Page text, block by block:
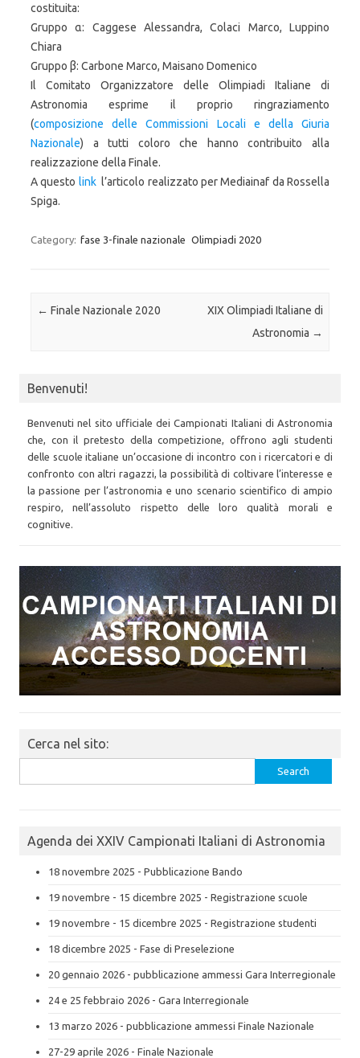
costituita:
Gruppo α: Caggese Alessandra, Colaci Marco, Luppino
Chiara
Gruppo β: Carbone Marco, Maisano Domenico
Il Comitato Organizzatore delle Olimpiadi Italiane di
Astronomia esprime il proprio ringraziamento
(composizione delle Commissioni Locali e della Giuria
Nazionale) a tutti coloro che hanno contribuito alla
realizzazione della Finale.
A questo linkl’articolo realizzato per Mediainaf da Rossella
Spiga.
Category: fase 3-finale nazionale Olimpiadi 2020
Post navigation
← Finale Nazionale 2020
XIX Olimpiadi Italiane di
Astronomia →
Benvenuti!
Benvenuti nel sito ufficiale dei Campionati Italiani di Astronomia
che, con il pretesto della competizione, offrono agli studenti
delle scuole italiane un’occasione di incontro con i ricercatori e di
confronto con altri ragazzi, la possibilità di coltivare l’interesse e
la passione per l’astronomia e uno scenario scientifico di ampio
respiro, nell’assoluto rispetto delle loro qualità morali e
cognitive.
Cerca nel sito:
for:
Agenda dei XXIV Campionati Italiani di Astronomia
18 novembre 2025 - Pubblicazione Bando
19 novembre - 15 dicembre 2025 - Registrazione scuole
19 novembre - 15 dicembre 2025 - Registrazione studenti
18 dicembre 2025 - Fase di Preselezione
20 gennaio 2026 - pubblicazione ammessi Gara Interregionale
24 e 25 febbraio 2026 - Gara Interregionale
13 marzo 2026 - pubblicazione ammessi Finale Nazionale
27-29 aprile 2026 - Finale Nazionale